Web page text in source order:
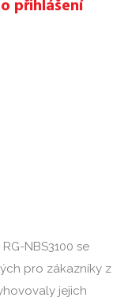
přihlášení
NBS3100 se
pro zákazníky z
jejich